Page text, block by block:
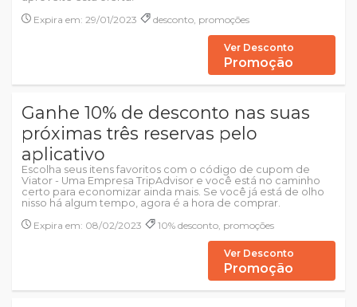
Expira em: 29/01/2023
desconto, promoções
Ver Desconto
Promoção
Ganhe 10% de desconto nas suas
próximas três reservas pelo
aplicativo
Escolha seus itens favoritos com o código de cupom de
Viator - Uma Empresa TripAdvisor e você está no caminho
certo para economizar ainda mais. Se você já está de olho
nisso há algum tempo, agora é a hora de comprar.
Expira em: 08/02/2023
10% desconto, promoções
Ver Desconto
Promoção